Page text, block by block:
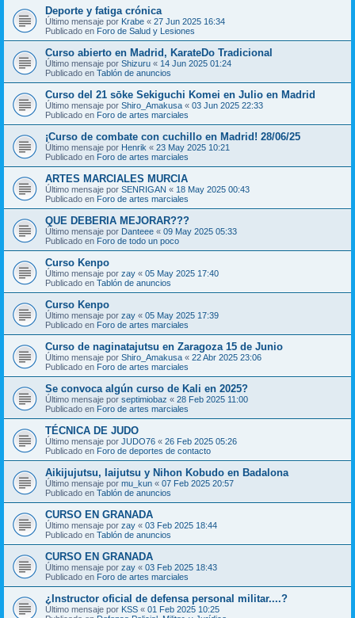
Deporte y fatiga crónica
Último mensaje por Krabe « 27 Jun 2025 16:34
Publicado en Foro de Salud y Lesiones
Curso abierto en Madrid, KarateDo Tradicional
Último mensaje por Shizuru « 14 Jun 2025 01:24
Publicado en Tablón de anuncios
Curso del 21 sōke Sekiguchi Komei en Julio en Madrid
Último mensaje por Shiro_Amakusa « 03 Jun 2025 22:33
Publicado en Foro de artes marciales
¡Curso de combate con cuchillo en Madrid! 28/06/25
Último mensaje por Henrik « 23 May 2025 10:21
Publicado en Foro de artes marciales
ARTES MARCIALES MURCIA
Último mensaje por SENRIGAN « 18 May 2025 00:43
Publicado en Foro de artes marciales
QUE DEBERIA MEJORAR???
Último mensaje por Danteee « 09 May 2025 05:33
Publicado en Foro de todo un poco
Curso Kenpo
Último mensaje por zay « 05 May 2025 17:40
Publicado en Tablón de anuncios
Curso Kenpo
Último mensaje por zay « 05 May 2025 17:39
Publicado en Foro de artes marciales
Curso de naginatajutsu en Zaragoza 15 de Junio
Último mensaje por Shiro_Amakusa « 22 Abr 2025 23:06
Publicado en Foro de artes marciales
Se convoca algún curso de Kali en 2025?
Último mensaje por septimiobaz « 28 Feb 2025 11:00
Publicado en Foro de artes marciales
TÉCNICA DE JUDO
Último mensaje por JUDO76 « 26 Feb 2025 05:26
Publicado en Foro de deportes de contacto
Aikijujutsu, Iaijutsu y Nihon Kobudo en Badalona
Último mensaje por mu_kun « 07 Feb 2025 20:57
Publicado en Tablón de anuncios
CURSO EN GRANADA
Último mensaje por zay « 03 Feb 2025 18:44
Publicado en Tablón de anuncios
CURSO EN GRANADA
Último mensaje por zay « 03 Feb 2025 18:43
Publicado en Foro de artes marciales
¿Instructor oficial de defensa personal militar....?
Último mensaje por KSS « 01 Feb 2025 10:25